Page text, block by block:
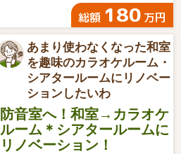
総額 180 万円
あまり使わなくなった和室
を趣味のカラオケルーム・
シアタールームにリノベー
ションしたいわ
防音室へ！和室→カラオケ
ルーム＊シアタールームに
リノベーション！